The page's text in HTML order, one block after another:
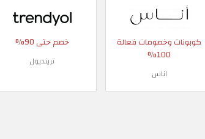
كوبونات وخصومات فعالة
100%
اناس
خصم حتى 90%
ترينديول